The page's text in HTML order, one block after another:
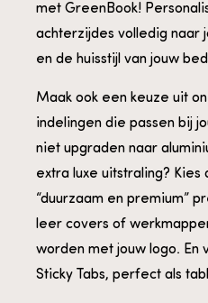
met GreenBook!
achterzijdes volledig naar
en de huisstijl van jouw
Maak ook een keuze uit
indelingen die passen bij
niet upgraden naar
extra luxe uitstraling?
“duurzaam en premium”
leer covers of
worden met jouw logo.
Sticky Tabs, perfect als